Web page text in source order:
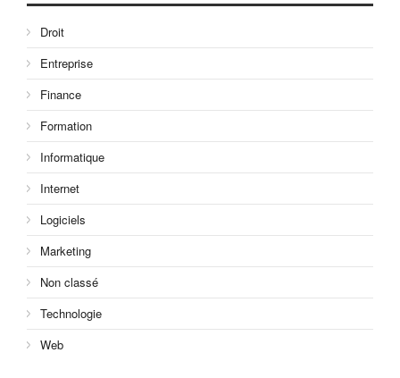
Droit
Entreprise
Finance
Formation
Informatique
Internet
Logiciels
Marketing
Non classé
Technologie
Web